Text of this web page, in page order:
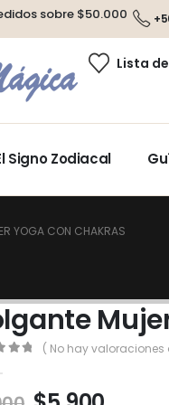
sobre $50.000
Lista
Signo Zodiacal
YOGA CON CHAKRAS
( No hay valoraciones